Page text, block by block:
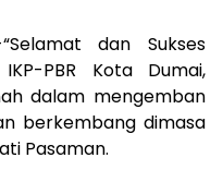
dan Sukses
PBR Kota Dumai,
dalam mengemban
berkembang dimasa
Pasaman.